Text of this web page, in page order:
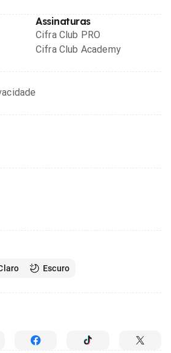
Assinaturas
Cifra Club PRO
Cifra Club Academy
Escuro